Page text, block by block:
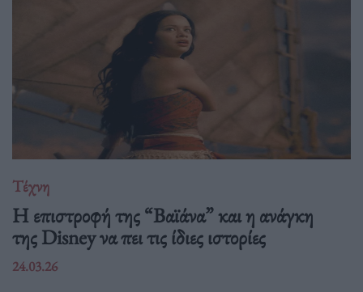
Τέχνη
Η επιστροφή της “Βαϊάνα” και η ανάγκη
της Disney να πει τις ίδιες ιστορίες
24.03.26